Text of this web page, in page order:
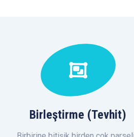
Birleştirme (Tevhit)